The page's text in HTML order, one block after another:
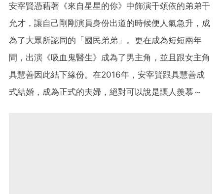
安宰賢憑藉著《來自星星的你》中飾演千頌依的弟弟千
允才，讓自己剛剛演員身份出道的時候便人氣急升，成
為了大眾所認同的「國民弟弟」。更在成為短短兩年
間，出演《吸血鬼醫生》成為了男主角，並且跟女主角
具慧善因此結下緣份。在2016年，安宰賢跟具慧善成
式結婚，成為正式的夫婦，絕對可以說是讓人羨慕～